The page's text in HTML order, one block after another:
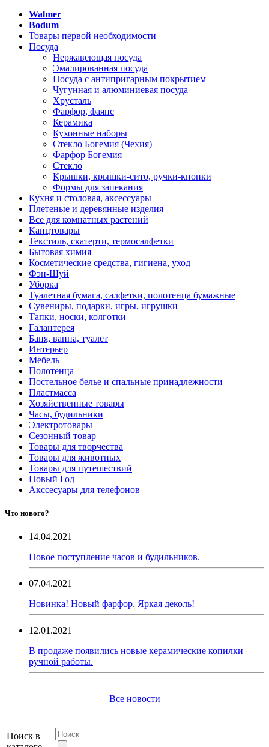
Walmer
Bodum
Товары первой необходимости
Посуда
Нержавеющая посуда
Эмалированная посуда
Посуда с антипригарным покрытием
Чугунная и алюминиевая посуда
Хрусталь
Фарфор, фаянс
Керамика
Кухонные наборы
Стекло Богемия (Чехия)
Фарфор Богемия
Стекло
Крышки, крышки-сито, ручки-кнопки
Формы для запекания
Кухня и столовая, аксессуары
Плетеные и деревянные изделия
Все для комнатных растений
Канцтовары
Текстиль, скатерти, термосалфетки
Бытовая химия
Косметические средства, гигиена, уход
Фэн-Шуй
Уборка
Туалетная бумага, салфетки, полотенца бумажные
Сувениры, подарки, игры, игрушки
Тапки, носки, колготки
Галантерея
Баня, ванна, туалет
Интерьер
Мебель
Полотенца
Постельное белье и спальные принадлежности
Пластмасса
Хозяйственные товары
Часы, будильники
Электротовары
Сезонный товар
Товары для творчества
Товары для животных
Товары для путешествий
Новый Год
Акссесуары для телефонов
Что нового?
14.04.2021
Новое поступление часов и будильников.
07.04.2021
Новинка! Новый фарфор. Яркая деколь!
12.01.2021
В продаже появились новые керамические копилки
ручной работы.
Все новости
Поиск в